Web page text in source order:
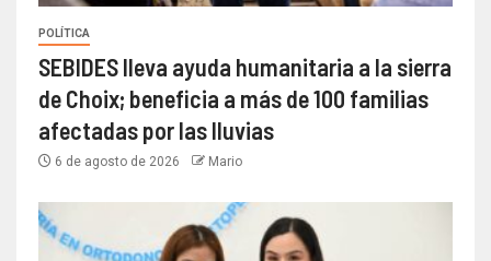
POLÍTICA
SEBIDES lleva ayuda humanitaria a la sierra
de Choix; beneficia a más de 100 familias
afectadas por las lluvias
6 de agosto de 2026 Mario